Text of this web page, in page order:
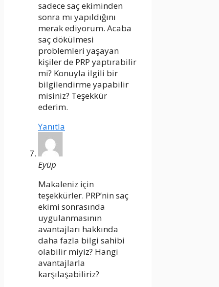
sadece saç ekiminden
sonra mı yapıldığını
merak ediyorum. Acaba
saç dökülmesi
problemleri yaşayan
kişiler de PRP yaptırabilir
mi? Konuyla ilgili bir
bilgilendirme yapabilir
misiniz? Teşekkür
ederim.
Yanıtla
Eyüp
Makaleniz için
teşekkürler. PRP’nin saç
ekimi sonrasında
uygulanmasının
avantajları hakkında
daha fazla bilgi sahibi
olabilir miyiz? Hangi
avantajlarla
karşılaşabiliriz?